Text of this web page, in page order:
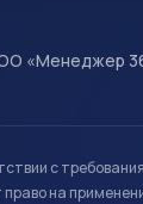
«Менеджер
с
на